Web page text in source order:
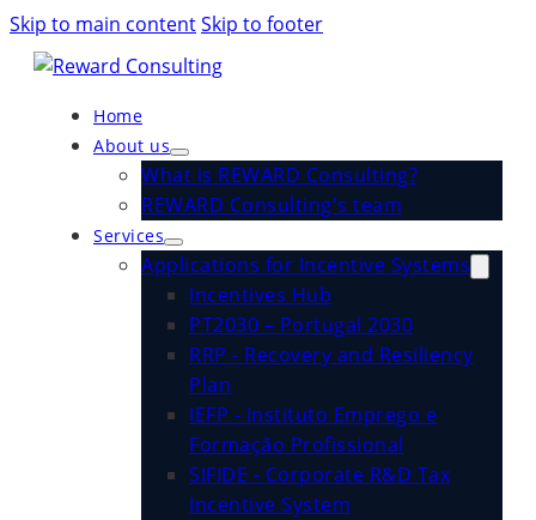
Skip to main contentSkip to footer
Home
About us
What is REWARD Consulting?
REWARD Consulting's team
Services
Applications for Incentive Systems
Incentives Hub
PT2030 – Portugal 2030
RRP - Recovery and Resiliency
Plan
IEFP - Instituto Emprego e
Formação Profissional
SIFIDE - Corporate R&D Tax
Incentive System